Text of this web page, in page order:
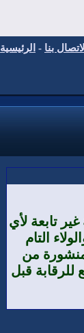
الاتصال بنا - الرئيسية
تابعة لأي
التام
من
للرقابة قبل